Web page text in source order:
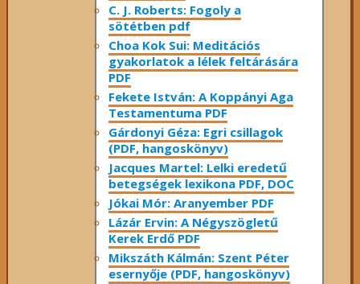
C. J. Roberts: Fogoly a
sötétben pdf
Choa Kok Sui: Meditációs
gyakorlatok a lélek feltárására
PDF
Fekete István: A Koppányi Aga
Testamentuma PDF
Gárdonyi Géza: Egri csillagok
(PDF, hangoskönyv)
Jacques Martel: Lelki eredetű
betegségek lexikona PDF, DOC
Jókai Mór: Aranyember PDF
Lázár Ervin: A Négyszögletű
Kerek Erdő PDF
Mikszáth Kálmán: Szent Péter
esernyője (PDF, hangoskönyv)